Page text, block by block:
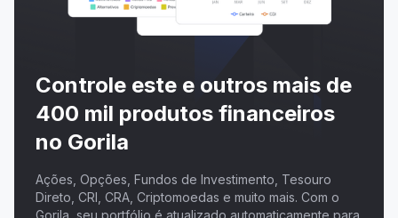
Controle este e outros mais de
400 mil produtos financeiros
no Gorila
Ações, Opções, Fundos de Investimento, Tesouro
Direto, CRI, CRA, Criptomoedas e muito mais. Com o